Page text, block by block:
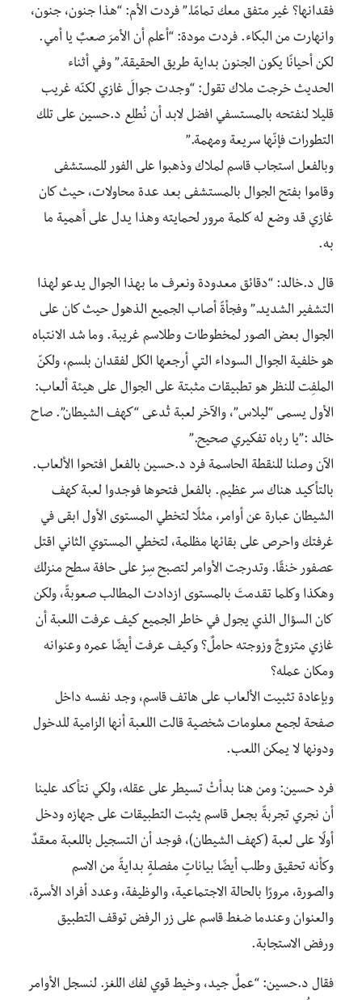
فقدانها؟ غير متفق معك تمامًا.” فردت الأم: “هذا جنون، جنون،
وانهارت من البكاء. فردت مودة: “أعلم أن الأمرَ صعبٌ يا أمي.
لكن أحيانًا يكون الجنون بداية طريق الحقيقة.” وفي أثناء
الحديث خرجت ملاك تقول: “وجدت جوالَ غازي لكنّه غريب
قليلا لنفتحه بالمستسفي افضل لابد أن نُطلِع د.حسين على تلك
التطورات فإنّها سريعة ومهمة.”
وبالفعل استجاب قاسم لملاك وذهبوا على الفور للمستشفى
وقاموا بفتح الجوال بالمستشفى بعد عدة محاولات، حيث كان
غازي قد وضع له كلمة مرور لحمايته وهذا يدل على أهمية ما
به.
قال د.خالد: “دقائق معدودة ونعرف ما بهذا الجوال يدعو لهذا
التشفير الشديد.” وفجأةً أصاب الجميع الذهول حيث كان على
الجوال بعض الصور لمخطوطات وطلاسم غريبة. وما شد الانتباه
هو خلفية الجوال السوداء التي أرجعها الكل لفقدان بلسم، ولكنّ
الملفِت للنظر هو تطبيقات مثبتة على الجوال على هيئة ألعاب:
الأول يسمى “ليلاس”، والآخر لعبة تُدعى “كهف الشيطان”. صاح
خالد :”يا رباه تفكيري صحيح.”
الآن وصلنا للنقطة الحاسمة فرد د.حسين بالفعل افتحوا الألعاب.
بالتأكيد هناك سر عظيم. بالفعل فتحوها فوجدوا لعبة كهف
الشيطان عبارة عن أوامر، مثلًا لتخطي المستوى الأول ابقى في
غرفتك واحرص على بقائها مظلمة، لتخطي المستوي الثاني اقتل
عصفور خنقًا. وتدرجت الأوامر لتصبح سِرْ على حافة سطح منزلك
وهكذا وكلما تقدمتَ بالمستوى ازدادت المطالب صعوبةً، ولكن
كان السؤال الذي يجول في خاطر الجميع كيف عرفت اللعبة أن
غازي متزوجٌ وزوجته حاملٌ؟ وكيف عرفت أيضًا عمره وعنوانه
ومكان عمله؟
وبإعادة تثبيت الألعاب على هاتف قاسم، وجد نفسه داخل
صفحة لجمع معلومات شخصية قالت اللعبة أنها الزامية للدخول
ودونها لا يمكن اللعب.
فرد حسين: ومن هنا بدأتْ تسيطر على عقله، ولكي نتأكد علينا
أن نجري تجربةً بجعل قاسم يثبت التطبيقات على جهازه ودخل
أولًا على لعبة (كهف الشيطان)، فوجد أن التسجيل باللعبة معقدٌ
وكأنه تحقيق وطلب أيضًا بياناتٍ مفصلةٍ بدايةً من الاسم
والصورة، مرورًا بالحالة الاجتماعية، والوظيفة، وعدد أفراد الأسرة،
والعنوان وعندما ضغط قاسم على زر الرفض توقف التطبيق
ورفض الاستجابة.
فقال د.حسين: “عملٌ جيد، وخيط قوي لفك اللغز. لنسجل الأوامر